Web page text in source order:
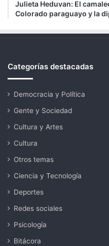
Julieta Heduvan: El
Colorado paraguayo y la
Categorías destacadas
Democracia y Política
Gente y Sociedad
Cultura y Artes
Cultura
Otros temas
Ciencia y Tecnología
Deportes
Redes sociales
Psicología
Bitácora